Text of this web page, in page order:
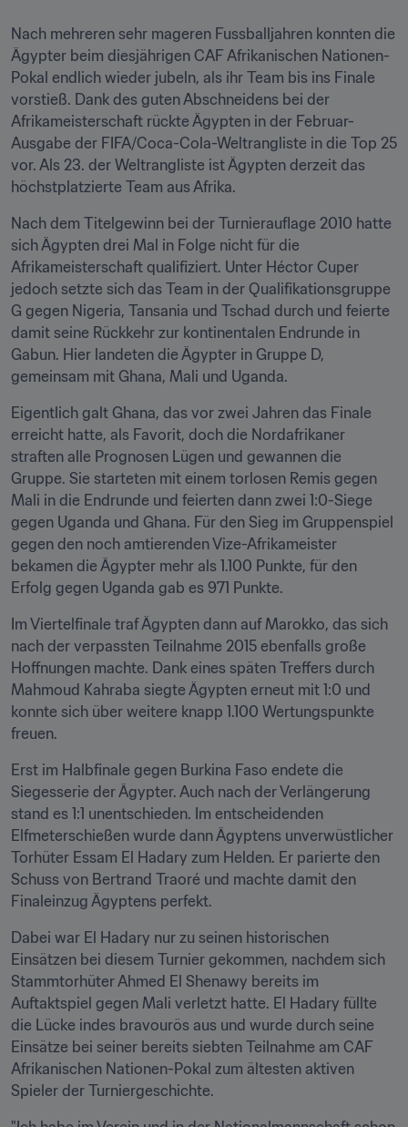
Nach mehreren sehr mageren Fussballjahren konnten die
Ägypter beim diesjährigen CAF Afrikanischen Nationen-
Pokal endlich wieder jubeln, als ihr Team bis ins Finale
vorstieß. Dank des guten Abschneidens bei der
Afrikameisterschaft rückte Ägypten in der Februar-
Ausgabe der FIFA/Coca-Cola-Weltrangliste in die Top 25
vor. Als 23. der Weltrangliste ist Ägypten derzeit das
höchstplatzierte Team aus Afrika.
Nach dem Titelgewinn bei der Turnierauflage 2010 hatte
sich Ägypten drei Mal in Folge nicht für die
Afrikameisterschaft qualifiziert. Unter Héctor Cuper
jedoch setzte sich das Team in der Qualifikationsgruppe
G gegen Nigeria, Tansania und Tschad durch und feierte
damit seine Rückkehr zur kontinentalen Endrunde in
Gabun. Hier landeten die Ägypter in Gruppe D,
gemeinsam mit Ghana, Mali und Uganda.
Eigentlich galt Ghana, das vor zwei Jahren das Finale
erreicht hatte, als Favorit, doch die Nordafrikaner
straften alle Prognosen Lügen und gewannen die
Gruppe. Sie starteten mit einem torlosen Remis gegen
Mali in die Endrunde und feierten dann zwei 1:0-Siege
gegen Uganda und Ghana. Für den Sieg im Gruppenspiel
gegen den noch amtierenden Vize-Afrikameister
bekamen die Ägypter mehr als 1.100 Punkte, für den
Erfolg gegen Uganda gab es 971 Punkte.
Im Viertelfinale traf Ägypten dann auf Marokko, das sich
nach der verpassten Teilnahme 2015 ebenfalls große
Hoffnungen machte. Dank eines späten Treffers durch
Mahmoud Kahraba siegte Ägypten erneut mit 1:0 und
konnte sich über weitere knapp 1.100 Wertungspunkte
freuen.
Erst im Halbfinale gegen Burkina Faso endete die
Siegesserie der Ägypter. Auch nach der Verlängerung
stand es 1:1 unentschieden. Im entscheidenden
Elfmeterschießen wurde dann Ägyptens unverwüstlicher
Torhüter Essam El Hadary zum Helden. Er parierte den
Schuss von Bertrand Traoré und machte damit den
Finaleinzug Ägyptens perfekt.
Dabei war El Hadary nur zu seinen historischen
Einsätzen bei diesem Turnier gekommen, nachdem sich
Stammtorhüter Ahmed El Shenawy bereits im
Auftaktspiel gegen Mali verletzt hatte. El Hadary füllte
die Lücke indes bravourös aus und wurde durch seine
Einsätze bei seiner bereits siebten Teilnahme am CAF
Afrikanischen Nationen-Pokal zum ältesten aktiven
Spieler der Turniergeschichte.